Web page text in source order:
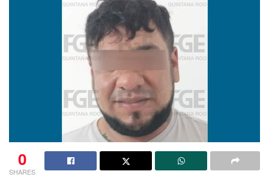
0
SHARES